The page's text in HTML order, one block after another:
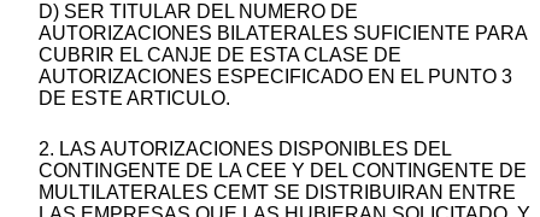
D) SER TITULAR DEL NUMERO DE
AUTORIZACIONES BILATERALES SUFICIENTE PARA
CUBRIR EL CANJE DE ESTA CLASE DE
AUTORIZACIONES ESPECIFICADO EN EL PUNTO 3
DE ESTE ARTICULO.
2. LAS AUTORIZACIONES DISPONIBLES DEL
CONTINGENTE DE LA CEE Y DEL CONTINGENTE DE
MULTILATERALES CEMT SE DISTRIBUIRAN ENTRE